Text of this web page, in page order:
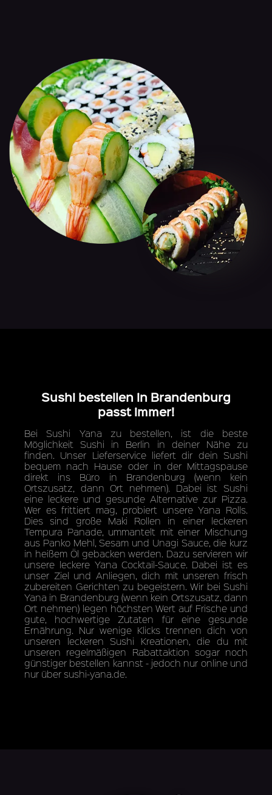
Sushi bestellen in Brandenburg
passt immer!
Bei Sushi Yana zu bestellen, ist die beste
Möglichkeit Sushi in Berlin in deiner Nähe zu
finden. Unser Lieferservice liefert dir dein Sushi
bequem nach Hause oder in der Mittagspause
direkt ins Büro in Brandenburg (wenn kein
Ortszusatz, dann Ort nehmen). Dabei ist Sushi
eine leckere und gesunde Alternative zur Pizza.
Wer es frittiert mag, probiert unsere Yana Rolls.
Dies sind große Maki Rollen in einer leckeren
Tempura Panade, ummantelt mit einer Mischung
aus Panko Mehl, Sesam und Unagi Sauce, die kurz
in heißem Öl gebacken werden. Dazu servieren wir
unsere leckere Yana Cocktail-Sauce. Dabei ist es
unser Ziel und Anliegen, dich mit unseren frisch
zubereiten Gerichten zu begeistern. Wir bei Sushi
Yana in Brandenburg (wenn kein Ortszusatz, dann
Ort nehmen) legen höchsten Wert auf Frische und
gute, hochwertige Zutaten für eine gesunde
Ernährung. Nur wenige Klicks trennen dich von
unseren leckeren Sushi Kreationen, die du mit
unseren regelmäßigen Rabattaktion sogar noch
günstiger bestellen kannst - jedoch nur online und
nur über sushi-yana.de.